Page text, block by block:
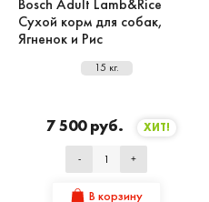
Bosch Adult Lamb&Rice
Сухой корм для собак,
Ягненок и Рис
15 кг.
7 500 руб. ХИТ!
- +
В корзину